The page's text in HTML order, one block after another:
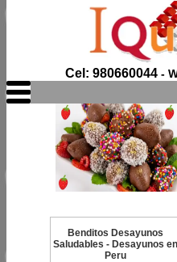
Cel: 980660044-
Benditos Desayunos
Saludables - Desayunos en
Peru